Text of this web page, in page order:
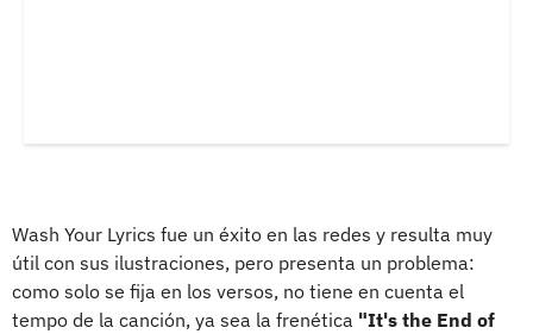
Wash Your Lyrics fue un éxito en las redes y resulta muy
útil con sus ilustraciones, pero presenta un problema:
como solo se fija en los versos, no tiene en cuenta el
tempo de la canción, ya sea la frenética "It's the End of